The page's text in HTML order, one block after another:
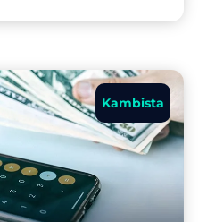
Kambista